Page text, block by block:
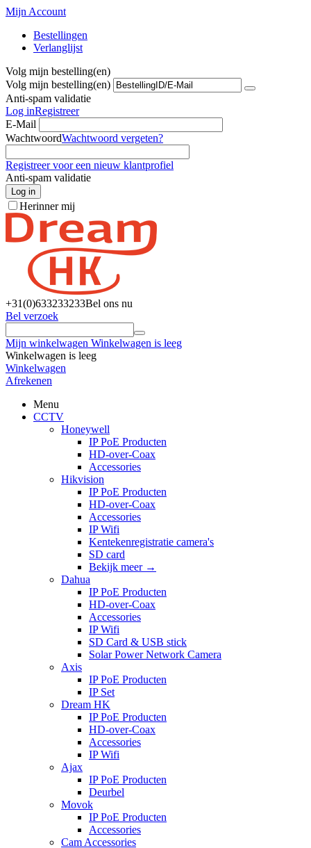
Mijn Account
Bestellingen
Verlanglijst
Volg mijn bestelling(en)
Volg mijn bestelling(en)
Anti-spam validatie
Log inRegistreer
E-Mail
WachtwoordWachtwoord vergeten?
Registreer voor een nieuw klantprofiel
Anti-spam validatie
Log in
Herinner mij
+31(0)633233233Bel ons nu
Bel verzoek
Mijn winkelwagen Winkelwagen is leeg
Winkelwagen is leeg
Winkelwagen
Afrekenen
Menu
CCTV
Honeywell
IP PoE Producten
HD-over-Coax
Accessories
Hikvision
IP PoE Producten
HD-over-Coax
Accessories
IP Wifi
Kentekenregistratie camera's
SD card
Bekijk meer →
Dahua
IP PoE Producten
HD-over-Coax
Accessories
IP Wifi
SD Card & USB stick
Solar Power Network Camera
Axis
IP PoE Producten
IP Set
Dream HK
IP PoE Producten
HD-over-Coax
Accessories
IP Wifi
Ajax
IP PoE Producten
Deurbel
Movok
IP PoE Producten
Accessories
Cam Accessories